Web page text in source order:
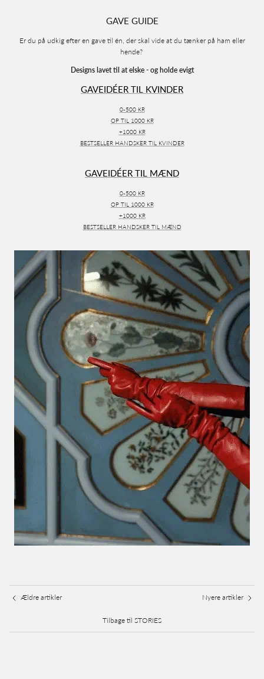
GAVE GUIDE
Er du på udkig efter en gave til én, der skal vide at du tænker på ham eller
hende?
Designs lavet til at elske - og holde evigt
GAVEIDÉER TIL KVINDER
0-500 KR
OP TIL 1000 KR
+1000 KR
BESTSELLER HANDSKER TIL KVINDER
GAVEIDÉER TIL MÆND
0-500 KR
OP TIL 1000 KR
+1000 KR
BESTSELLER HANDSKER TIL MÆND
Ældre artikler
Tilbage til STORIES
Nyere artikler